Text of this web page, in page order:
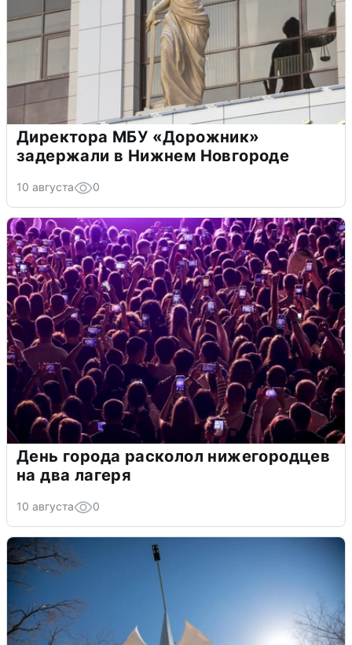
Директора МБУ «Дорожник»
задержали в Нижнем Новгороде
10 августа 0
День города расколол нижегородцев
на два лагеря
10 августа 0